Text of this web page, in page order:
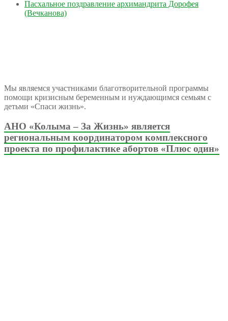
Пасхальное поздравление архимандрита Дорофея
(Вечканова)
Мы являемся участниками благотворительной программы
помощи кризисным беременным и нуждающимся семьям с
детьми «Спаси жизнь».
АНО «Колыма – За Жизнь» является
региональным координатором комплексного
проекта по профилактике абортов «Плюс один»